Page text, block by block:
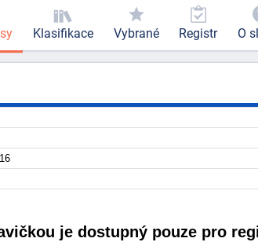
je dostupný pouze pro
Klasifikace Vybrané Registr O